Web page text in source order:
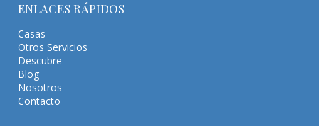
ENLACES RÁPIDOS
Casas
Otros Servicios
Descubre
Blog
Nosotros
Contacto